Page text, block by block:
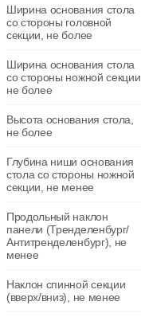
Ширина основания стола
со стороны головной
секции, не более
Ширина основания стола
со стороны ножной секции,
не более
Высота основания стола,
не более
Глубина ниши основания
стола со стороны ножной
секции, не менее
Продольный наклон
панели (Тренделенбург/
Антитренделенбург), не
менее
Наклон спинной секции
(вверх/вниз), не менее